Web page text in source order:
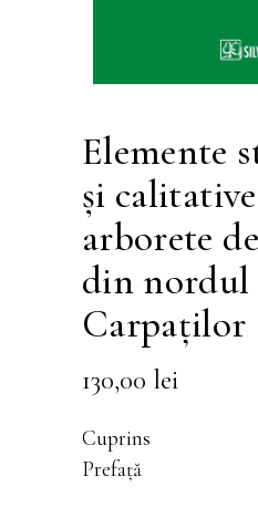
Elemente
şi
arborete
din nordul
130,00 lei
Cuprins
Prefață